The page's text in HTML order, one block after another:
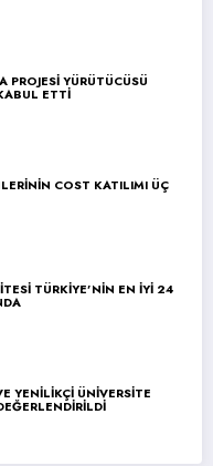
PROJESİ YÜRÜTÜCÜSÜ
ETTİ
COST KATILIMI ÜÇ
TÜRKİYE’NİN EN İYİ 24
YENİLİKÇİ ÜNİVERSİTE